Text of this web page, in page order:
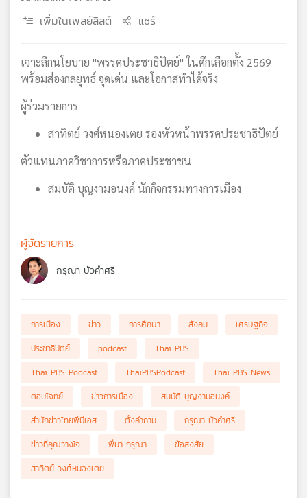
เครือ เพิ่มในเพลย์ลิสต์ แชร์
เจาะลึกนโยบาย "พรรคประชาธิปัตย์" ในศึกเลือกตั้ง 2569
พร้อมส่องกลยุทธ์ จุดเด่น และโอกาสทำได้จริง
ผู้ร่วมรายการ
สาทิตย์ วงศ์หนองเตย รองหัวหน้าพรรคประชาธิปัตย์
ตัวแทนภาควิชาการหรือภาคประชาชน
สมบัติ บุญงามอนงค์ นักกิจกรรมทางการเมือง
ผู้จัดรายการ
กรุณา บัวคำศรี
การเมือง ข่าว การศึกษา สังคม
เศรษฐกิจ
ประชาธิปัตย์
podcast
Thai PBS
Thai PBS Podcast
ThaiPBSPodcast
Thai PBS News
ตอบโจทย์
ข่าวการเมือง
สมบัติ บุญงามอนงค์
สำนักข่าวไทยพีบีเอส
ตั้งคำถาม
กรุณา บัวคำศรี
ข่าวที่คุณวางใจ
พี่นา กรุณา
ข้อสงสัย
สาทิตย์ วงศ์หนองเตย